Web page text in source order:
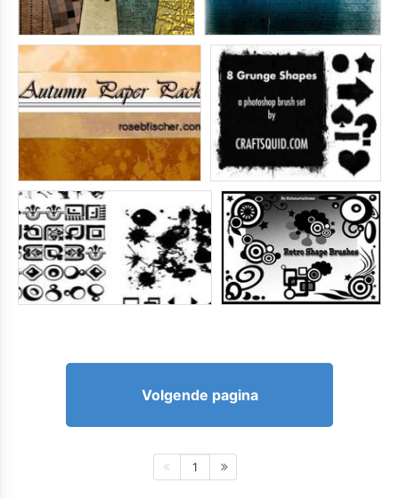
Volgende pagina
1